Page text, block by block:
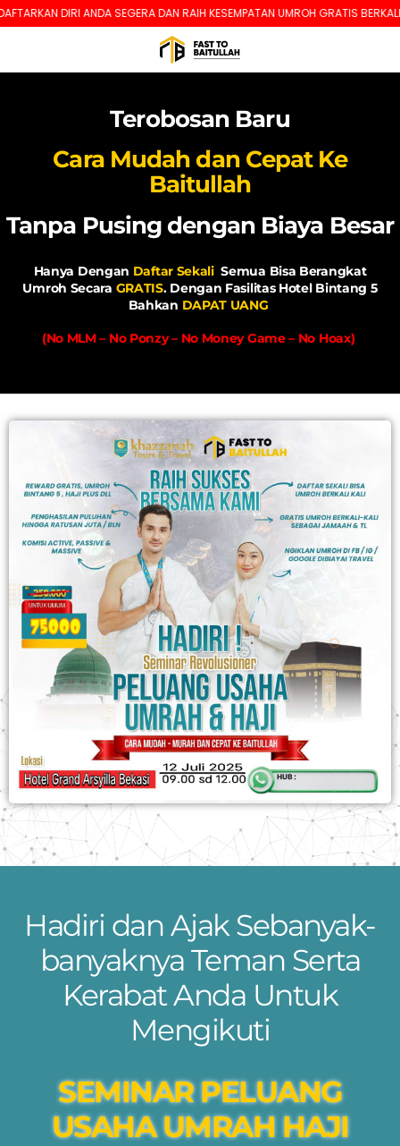
DIRI ANDA SEGERA DAN RAIH KESEMPATAN UMROH GRATIS BERKALI-KALI!
Terobosan Baru
Cara Mudah dan Cepat Ke
Baitullah
Tanpa Pusing dengan Biaya Besar
Hanya Dengan Daftar Sekali Semua Bisa Berangkat
Umroh Secara GRATIS.Dengan Fasilitas Hotel Bintang 5
Bahkan DAPAT UANG
(No MLM – No Ponzy – No Money Game – No Hoax)
Hadiri dan Ajak Sebanyak-
banyaknya Teman Serta
Kerabat Anda Untuk
Mengikuti
SEMINAR PELUANG
USAHA UMRAH HAJI